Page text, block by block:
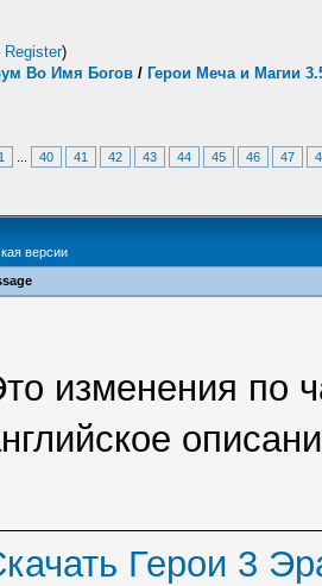
Register)
Во Имя Богов / Герои Меча и Магии
1 40 41 42 43 44 45 46 47
версии
изменения по
Герои 3